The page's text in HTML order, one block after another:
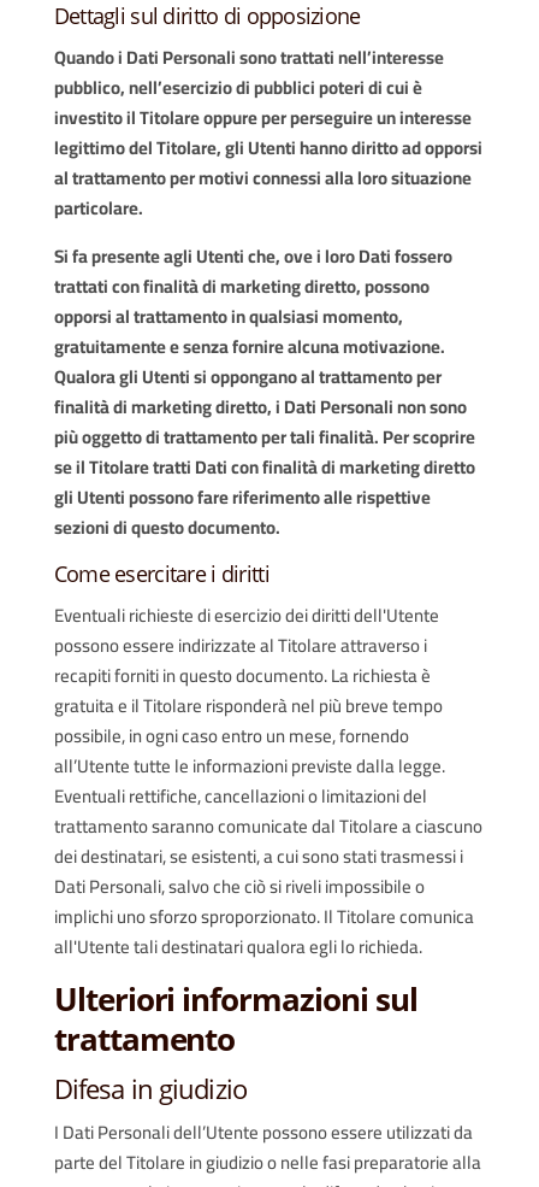
Dettagli sul diritto di opposizione
Quando i Dati Personali sono trattati nell’interesse
pubblico, nell’esercizio di pubblici poteri di cui è
investito il Titolare oppure per perseguire un interesse
legittimo del Titolare, gli Utenti hanno diritto ad opporsi
al trattamento per motivi connessi alla loro situazione
particolare.
Si fa presente agli Utenti che, ove i loro Dati fossero
trattati con finalità di marketing diretto, possono
opporsi al trattamento in qualsiasi momento,
gratuitamente e senza fornire alcuna motivazione.
Qualora gli Utenti si oppongano al trattamento per
finalità di marketing diretto, i Dati Personali non sono
più oggetto di trattamento per tali finalità. Per scoprire
se il Titolare tratti Dati con finalità di marketing diretto
gli Utenti possono fare riferimento alle rispettive
sezioni di questo documento.
Come esercitare i diritti
Eventuali richieste di esercizio dei diritti dell'Utente
possono essere indirizzate al Titolare attraverso i
recapiti forniti in questo documento. La richiesta è
gratuita e il Titolare risponderà nel più breve tempo
possibile, in ogni caso entro un mese, fornendo
all’Utente tutte le informazioni previste dalla legge.
Eventuali rettifiche, cancellazioni o limitazioni del
trattamento saranno comunicate dal Titolare a ciascuno
dei destinatari, se esistenti, a cui sono stati trasmessi i
Dati Personali, salvo che ciò si riveli impossibile o
implichi uno sforzo sproporzionato. Il Titolare comunica
all'Utente tali destinatari qualora egli lo richieda.
Ulteriori informazioni sul
trattamento
Difesa in giudizio
I Dati Personali dell’Utente possono essere utilizzati da
parte del Titolare in giudizio o nelle fasi preparatorie alla